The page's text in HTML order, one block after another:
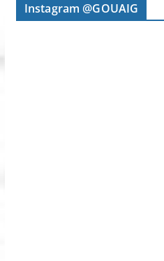
Instagram @GOUAIG